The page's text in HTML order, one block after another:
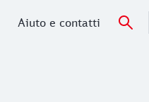
Aiuto e contatti